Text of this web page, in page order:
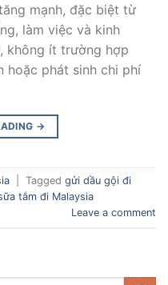
mạnh, đặc biệt từ
làm việc và kinh
không ít trường hợp
hoặc phát sinh chi phí
→
Tagged gửi dầu gội đi
tắm đi Malaysia
Leave a comment